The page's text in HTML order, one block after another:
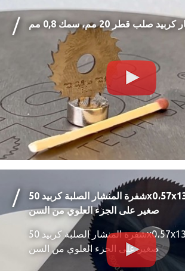
صلب قطر 20 مم، سمك 0,8 مم
شفرة المنشار الصلبة كربيد 50x0،57x13 مم ، وجه
صغير على الجزء العلوي من السن
شفرة المنشار الصلبة كربيد 50x0،57x13 مم ، وجه
صغير على الجزء العلوي من السن